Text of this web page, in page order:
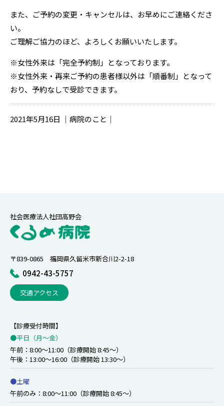
また、ご予約の変更・キャンセルは、お早めにご連絡くださ
い。
ご理解ご協力のほど、よろしくお願いいたします。
※女性外来は「完全予約制」となっております。
※女性外来・再来ご予約の患者様以外は「順番制」となって
おり、予約なしで受診できます。
2021年5月16日 ｜病院のこと｜
社会医療法人社団高野会
〒839-0865 福岡県久留米市新合川2-2-18
0942-43-5757
交通アクセス
【診療受付時間】
●平日（月〜金）
午前：8:00～11:00（診療開始 8:45～）
午後：13:00～16:00（診療開始 13:30～）
●土曜
午前のみ：8:00～11:00（診療開始 8:45～）